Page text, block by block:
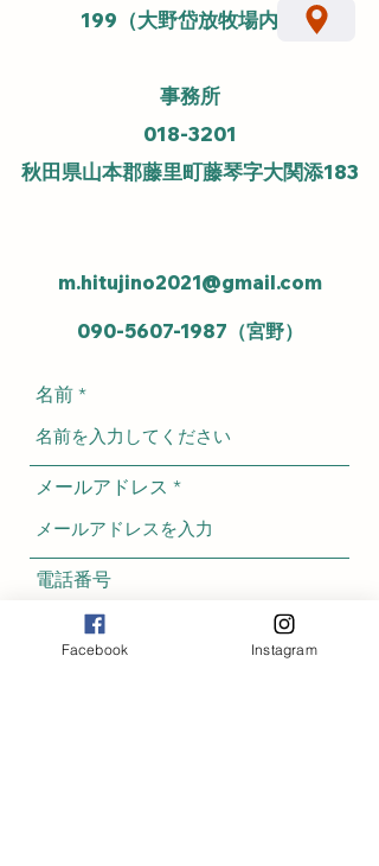
199（大野岱放牧場内）
事務所
018-3201
​秋田県山本郡藤里町藤琴字大関添183
m.hitujino2021@gmail.com
090-5607-1987 （宮野）
名前
メールアドレス
電話番号
Facebook Instagram